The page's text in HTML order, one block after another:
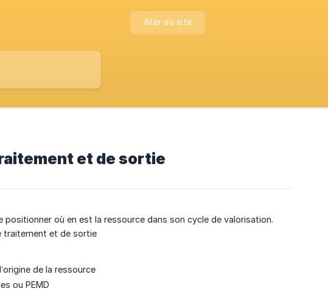
Aller au site
et de sortie
où en est la ressource dans son cycle de valorisation.
traitement et de sortie
de la ressource
ou PEMD